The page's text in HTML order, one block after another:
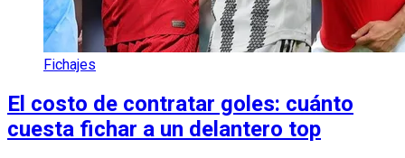
Fichajes
El costo de contratar goles: cuánto
cuesta fichar a un delantero top